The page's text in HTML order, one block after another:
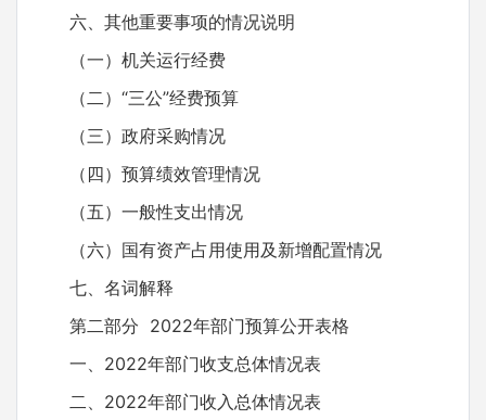
六、其他重要事项的情况说明
（一）机关运行经费
（二）“三公”经费预算
（三）政府采购情况
（四）预算绩效管理情况
（五）一般性支出情况
（六）国有资产占用使用及新增配置情况
七、名词解释
第二部分 2022年部门预算公开表格
一、2022年部门收支总体情况表
二、2022年部门收入总体情况表